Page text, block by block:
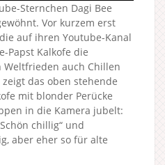
Sternchen Dagi Bee
Vor kurzem erst
auf ihren Youtube-Kanal
Papst Kalkofe die
auch Chillen
das oben stehende
mit blonder Perücke
in die Kamera jubelt:
chillig“ und
aber eher so für alte